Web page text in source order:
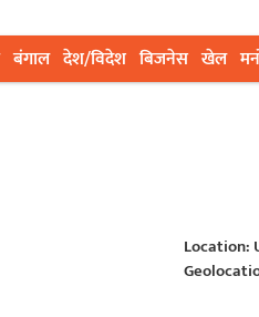
बंगाल देश/विदेश बिजनेस खेल
Location: